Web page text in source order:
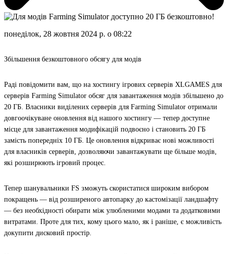
понеділок, 28 жовтня 2024 р. о 08:22
Збільшення безкоштовного обсягу для модів
Раді повідомити вам, що на хостингу ігрових серверів XLGAMES для
серверів Farming Simulator обсяг для завантаження модів збільшено до
20 ГБ. Власники виділених серверів для Farming Simulator отримали
довгоочікуване оновлення від нашого хостингу — тепер доступне
місце для завантаження модифікацій подвоєно і становить 20 ГБ
замість попередніх 10 ГБ. Це оновлення відкриває нові можливості
для власників серверів, дозволяючи завантажувати ще більше модів,
які розширюють ігровий процес.
Тепер шанувальники FS зможуть скористатися широким вибором
покращень — від розширеного автопарку до кастомізації ландшафту
— без необхідності обирати між улюбленими модами та додатковими
витратами. Проте для тих, кому цього мало, як і раніше, є можливість
докупити дисковий простір.